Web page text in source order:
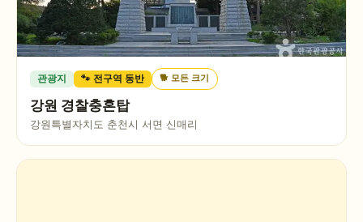
관광지 🐾 전구역 동반 🐕모든 크기
강원 경찰충혼탑
강원특별자치도 춘천시 서면 신매리